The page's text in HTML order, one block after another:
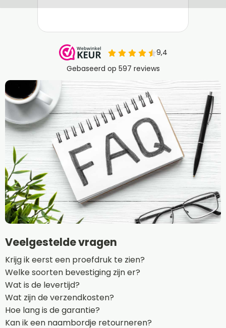
Veelgestelde vragen
Krijg ik eerst een proefdruk te zien?
Welke soorten bevestiging zijn er?
Wat is de levertijd?
Wat zijn de verzendkosten?
Hoe lang is de garantie?
Kan ik een naambordje retourneren?